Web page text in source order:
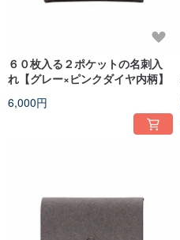
６０枚入る２ポケットの名刺入
れ【グレー×ピンクダイヤ内柄】
6,000円